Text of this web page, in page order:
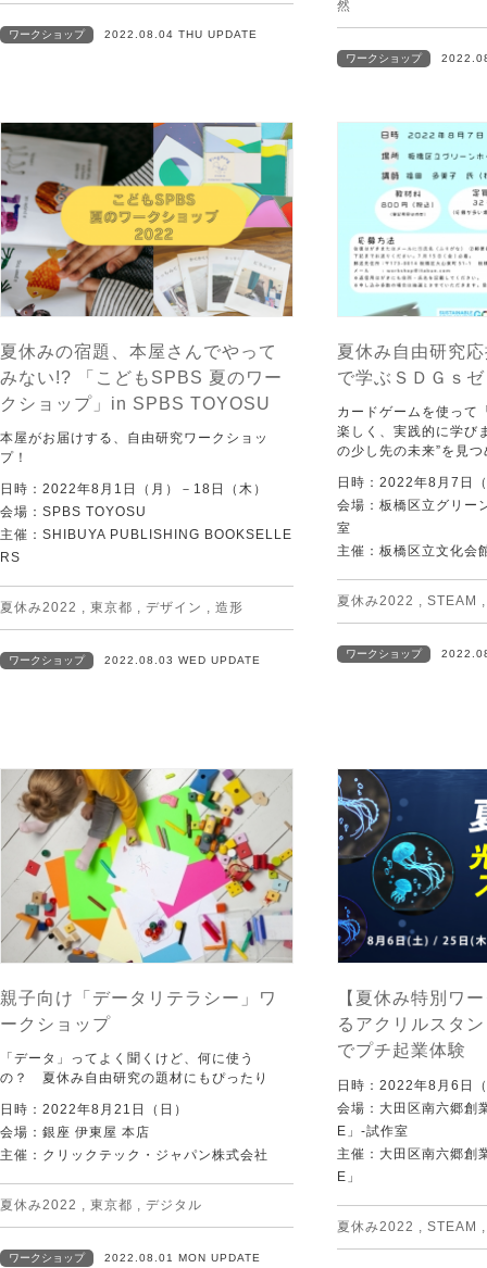
ワークショップ 2022.08.04 THU UPDATE
然
ワークショップ
夏休みの宿題、本屋さんでやって
みない!? 「こどもSPBS 夏のワー
クショップ」in SPBS TOYOSU
本屋がお届けする、自由研究ワークショッ
プ！
日時：2022年8月1日（月）－18日（木）
会場：SPBS TOYOSU
主催：SHIBUYA PUBLISHING BOOKSELLE
RS
夏休み2022 , 東京都 , デザイン , 造形
ワークショップ 2022.08.03 WED UPDATE
夏休み自由研究
で学ぶＳＤＧｓ
カードゲームを使って
楽しく、実践的に学び
の少し先の未来”を見
日時：2022年8月7日
会場：板橋区立グリー
室
主催：板橋区立文化会
夏休み2022 , STEAM
ワークショップ
親子向け「データリテラシー」ワ
ークショップ
「データ」ってよく聞くけど、何に使う
の？ 夏休み自由研究の題材にもぴったり
日時：2022年8月21日（日）
会場：銀座 伊東屋 本店
主催：クリックテック・ジャパン株式会社
夏休み2022 , 東京都 , デジタル
ワークショップ 2022.08.01 MON UPDATE
【夏休み特別ワ
るアクリルスタ
でプチ起業体験
日時：2022年8月6日
会場：大田区南六郷創
E」-試作室
主催：大田区南六郷創
E」
夏休み2022 , STEAM